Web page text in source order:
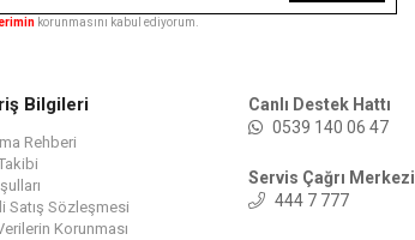
korunmasını kabul ediyorum.
Bilgileri
Rehberi
Satış Sözleşmesi
Korunması
Canlı Destek Hattı
0539 140 06 47
Servis Çağrı Merkezi
444 7 777